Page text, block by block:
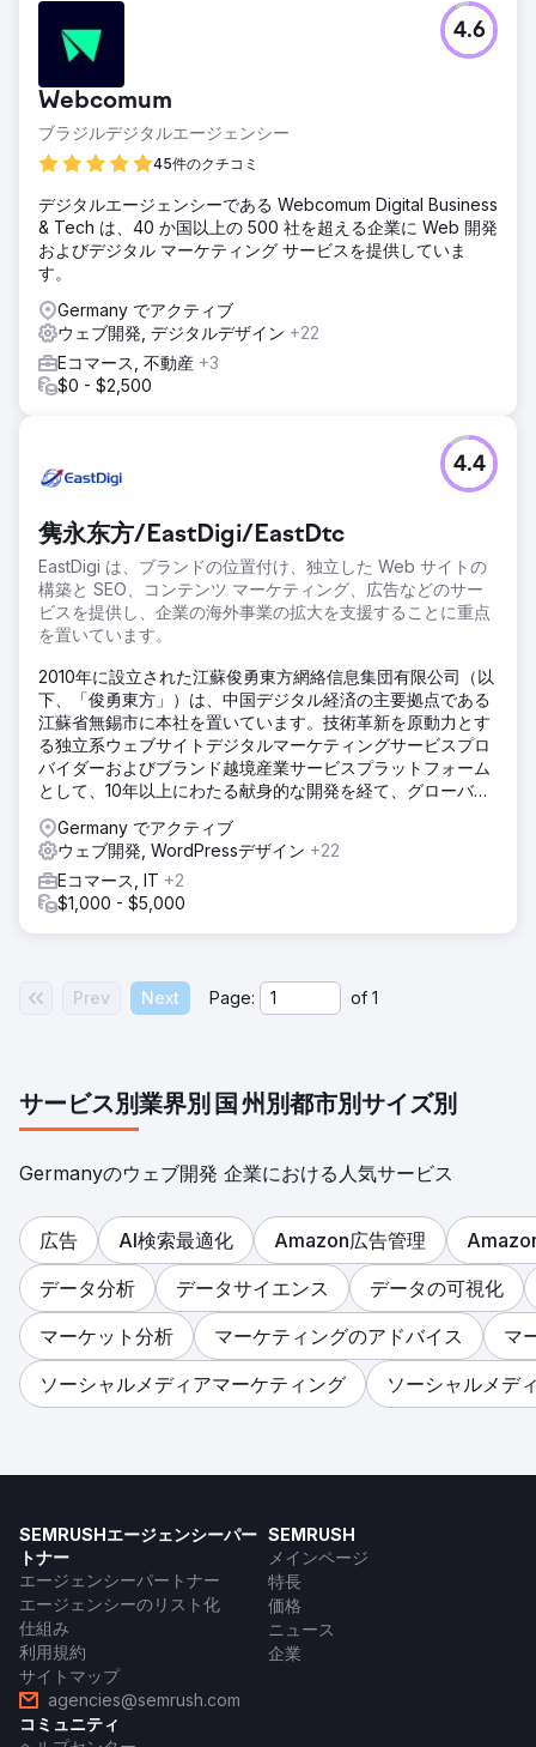
協力と児童育成の分野で活動する国際NGOは、目に見えるキ
ーワードが少なくトラフィックも限られており、イタリアで
の有機的な存在感が弱かった。目標は、連帯と人道問題に関
する認知度を高め、ブランド検索と非ブランド検索の両方に
おいて、関連する検索の最初の結果の中に私たちが開発した
新しいサイトを配置し、長期的に権威を築くことでした。
当社は、情報アーキテクチャ、メタタグ、クリーンコード、
速度、技術的なスケーラビリティに特に注意を払い、SEO 指
向の構造を持つ新しい Web サイトを設計および開発しまし
た。最適化には、サイトのインデックス作成と将来の拡張性
を支援するための、音声 URL、リダイレクト管理、セマンテ
ィック タグ付け、スキーマ マークアップが含まれます。
結果
サイトの開設からわずか 8 か月で、SEO の可視性が 3 倍に
(+63%)。推定オーガニックトラフィックは月間 1,600 回の
訪問に達しました。新しいサイトは将来の編集およびコンテ
ンツ戦略のための強固な基盤を築き、最初から SEO パフォ
ーマンスを確保します。
エージェンシーページに移動
Webcomum
ブラジルデジタルエージェンシー
45件のクチコミ
4.6
デジタルエージェンシーである Webcomum Digital Business
& Tech は、40 か国以上の 500 社を超える企業に Web 開発
およびデジタル マーケティング サービスを提供していま
す。
Germany でアクティブ
ウェブ開発, デジタルデザイン +22
Eコマース, 不動産 +3
$0 - $2,500
隽永东方/EastDigi/EastDtc
EastDigi は、ブランドの位置付け、独立した Web サイトの
構築と SEO、コンテンツ マーケティング、広告などのサー
ビスを提供し、企業の海外事業の拡大を支援することに重点
を置いています。
4.4
2010年に設立された江蘇俊勇東方網絡信息集団有限公司（以
下、「俊勇東方」）は、中国デジタル経済の主要拠点である
江蘇省無錫市に本社を置いています。技術革新を原動力とす
る独立系ウェブサイトデジタルマーケティングサービスプロ
バイダーおよびブランド越境産業サービスプラットフォーム
として、10年以上にわたる献身的な開発を経て、グローバル
ロジーエンパワーメント＋エコシステムの共創」という二重
の推進力モデルを通じて、中国ブランドのグローバルな飛躍
を支援することに尽力しています。現在、EastDigi、
EastDTC、EastSupplierという3つの中核事業プラットフォ
Germany でアクティブ
ウェブ開発, WordPressデザイン +22
Eコマース, IT +2
$1,000 - $5,000
Prev Next Page: of 1
サービス別業界別 国 州別都市別サイズ別
Germanyのウェブ開発 企業における人気サービス
広告 AI検索最適化 Amazon広告管理
データ分析
データサイエンス
データの可視化
マーケット分析
マーケティングのアドバイス
マ
ソーシャルメディアマーケティング
ソーシャルメデ
SEMRUSHエージェンシーパー
トナー
エージェンシーパートナー
エージェンシーのリスト化
仕組み
利用規約
サイトマップ
agencies@semrush.com
SEMRUSH
メインページ
特長
価格
ニュース
企業
コミュニティ